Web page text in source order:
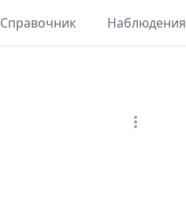
Справочник Наблюдения